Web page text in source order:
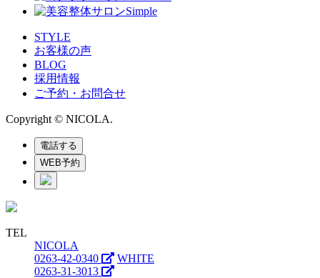
STYLE
お客様の声
BLOG
採用情報
ご予約・お問合せ
Copyright © NICOLA.
電話する
WEB予約
TEL
NICOLA
0263-42-0340
WHITE
0263-31-3013